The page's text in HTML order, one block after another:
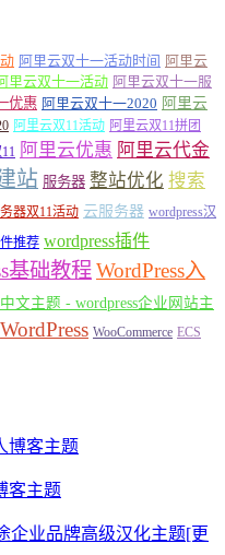
阿里云双十一活动时间 阿里云
里云双十一活动 阿里云双十一服
优惠 阿里云双十一2020 阿里云
阿里云双11活动 阿里云双11拼团
阿里云优惠 阿里云代金
站 服务器 整站优化 搜索
器双11活动 云服务器 wordpress汉
推荐 wordpress插件
基础教程WordPress入
文主题 - wordpress企业网站主
WordPress WooCommerce ECS
客主题